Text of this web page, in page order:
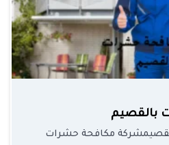
بالقصيم
مكافحة حشرات